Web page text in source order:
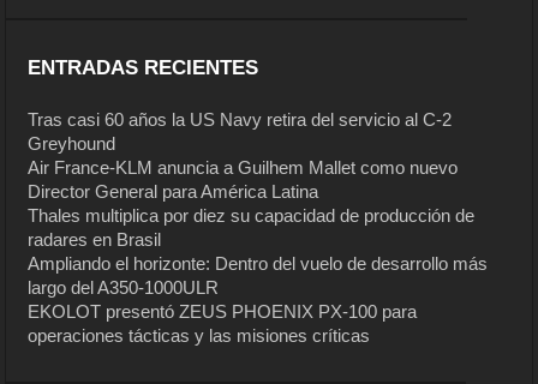
ENTRADAS RECIENTES
Tras casi 60 años la US Navy retira del servicio al C-2
Greyhound
Air France-KLM anuncia a Guilhem Mallet como nuevo
Director General para América Latina
Thales multiplica por diez su capacidad de producción de
radares en Brasil
Ampliando el horizonte: Dentro del vuelo de desarrollo más
largo del A350-1000ULR
EKOLOT presentó ZEUS PHOENIX PX-100 para
operaciones tácticas y las misiones críticas